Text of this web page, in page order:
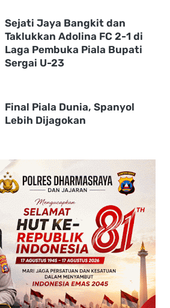
Sejati Jaya Bangkit dan
Taklukkan Adolina FC 2-1 di
Laga Pembuka Piala Bupati
Sergai U-23
Final Piala Dunia, Spanyol
Lebih Dijagokan